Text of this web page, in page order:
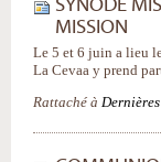
SYNODE
MISSION
Le 5 et 6 juin a lieu
La Cevaa y prend
Rattaché à